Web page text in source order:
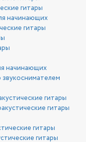
гитары
начинающих
гитары
начинающих
звукоснимателем
гитары
гитары
гитары
гитары